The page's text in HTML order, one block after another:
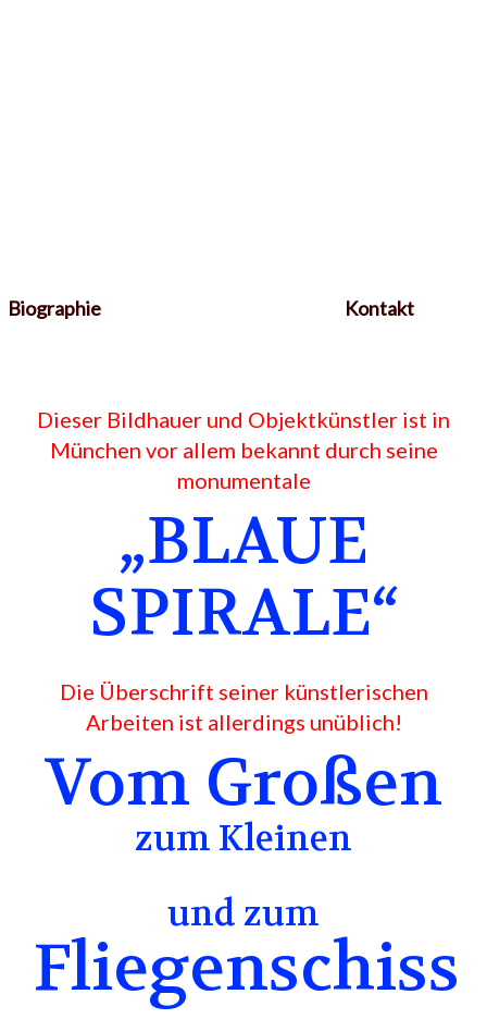
Biographie Kontakt
Dieser Bildhauer und Objektkünstler ist in
München vor allem bekannt durch seine
monumentale
„BLAUE
SPIRALE“
Die Überschrift seiner künstlerischen
Arbeiten ist allerdings unüblich!
Vom Großen
zum Kleinen
und zum
Fliegenschiss